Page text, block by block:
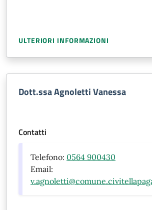
ULTERIORI INFORMAZIONI
Dott.ssa Agnoletti Vanessa
Contatti
Telefono: 0564 900430
Email: